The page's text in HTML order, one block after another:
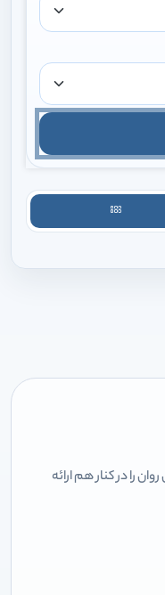
را در کنار هم ارائه